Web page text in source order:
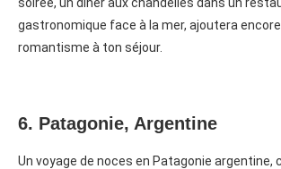
gastronomique face à la mer, ajoutera
romantisme à ton séjour.
6. Patagonie, Argentine
Un voyage de noces en Patagonie argentine,